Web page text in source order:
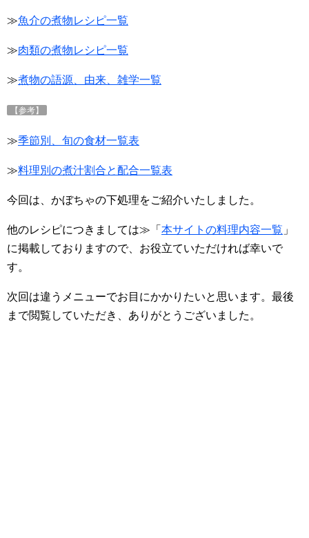
≫魚介の煮物レシピ一覧
≫肉類の煮物レシピ一覧
≫煮物の語源、由来、雑学一覧
【参考】
≫季節別、旬の食材一覧表
≫料理別の煮汁割合と配合一覧表
今回は、かぼちゃの下処理をご紹介いたしました。
他のレシピにつきましては≫「 本サイトの料理内容一覧 」
に掲載しておりますので、お役立ていただければ幸いで
す。
次回は違うメニューでお目にかかりたいと思います。最後
まで閲覧していただき、ありがとうございました。